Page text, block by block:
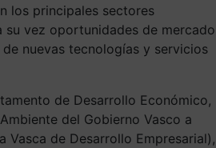
los principales sectores
su vez oportunidades de mercado
nuevas tecnologías y servicios
de Desarrollo Económico,
del Gobierno Vasco a
Vasca de Desarrollo Empresarial),